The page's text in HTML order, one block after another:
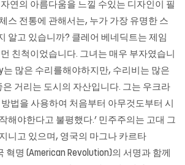
연의 아름다움을 느낄 수있는 디자인이 필
스 전통에 관해서는, 누가 가장 유명한 스
알고 있습니까? 클레어 베네딕트는 제임
친척이었습니다. 그녀는 매우 부자였습니
는 많은 수리를해야하지만, 수리비는 많은
은 거리는 도시의 자산입니다. 그는 우크라
법을 사용하여 처음부터 아무것도부터 시
해야한다고 불평했다.’ 민주주의는 고대 그
니고 있으며, 영국의 마그나 카르타
혁명 (American Revolution)의 서명과 함께